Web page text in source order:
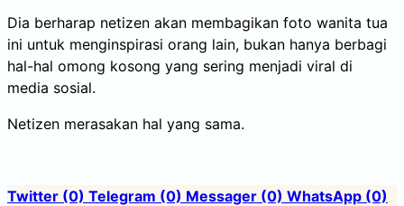
Dia berharap netizen akan membagikan foto wanita tua
ini untuk menginspirasi orang lain, bukan hanya berbagi
hal-hal omong kosong yang sering menjadi viral di
media sosial.
Netizen merasakan hal yang sama.
Twitter (0) Telegram (0) Messager (0) WhatsApp (0)